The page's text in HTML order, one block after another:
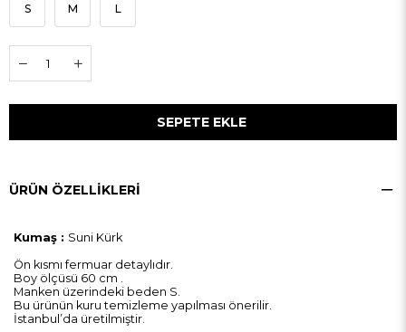
S M L
ÜRÜN ÖZELLIKLERI
Kumaş : Suni Kürk
Ön kısmı fermuar detaylıdır.
Boy ölçüsü 60 cm .
Manken üzerindeki beden S.
Bu ürünün kuru temizleme yapılması önerilir.
İstanbul’da üretilmiştir.